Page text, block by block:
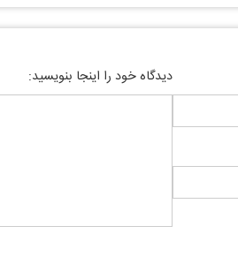
دیدگاه خود را اینجا بنویسید: